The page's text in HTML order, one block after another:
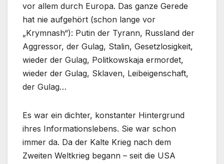
vor allem durch Europa. Das ganze Gerede
hat nie aufgehört (schon lange vor
„Krymnash“): Putin der Tyrann, Russland der
Aggressor, der Gulag, Stalin, Gesetzlosigkeit,
wieder der Gulag, Politkowskaja ermordet,
wieder der Gulag, Sklaven, Leibeigenschaft,
der Gulag…
Es war ein dichter, konstanter Hintergrund
ihres Informationslebens. Sie war schon
immer da. Da der Kalte Krieg nach dem
Zweiten Weltkrieg begann – seit die USA